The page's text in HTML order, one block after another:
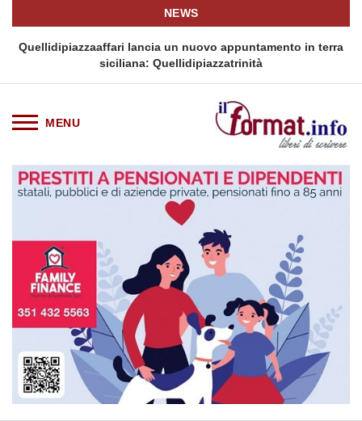
NEWS
Quellidipiazzaaffari lancia un nuovo appuntamento in terra
siciliana: Quellidipiazzatrinità